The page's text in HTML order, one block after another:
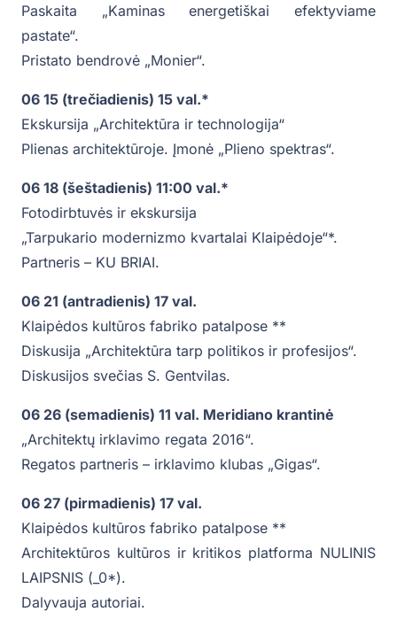
Paskaita „Kaminas energetiškai efektyviame
pastate“.
Pristato bendrovė „Monier“.
06 15 (trečiadienis) 15 val.*
Ekskursija „Architektūra ir technologija“
Plienas architektūroje. Įmonė „Plieno spektras“.
06 18 (šeštadienis) 11:00 val.*
Fotodirbtuvės ir ekskursija
„Tarpukario modernizmo kvartalai Klaipėdoje“*.
Partneris – KU BRIAI.
06 21 (antradienis) 17 val.
Klaipėdos kultūros fabriko patalpose **
Diskusija „Architektūra tarp politikos ir profesijos“.
Diskusijos svečias S. Gentvilas.
06 26 (semadienis) 11 val. Meridiano krantinė
„Architektų irklavimo regata 2016“.
Regatos partneris – irklavimo klubas „Gigas“.
06 27 (pirmadienis) 17 val.
Klaipėdos kultūros fabriko patalpose **
Architektūros kultūros ir kritikos platforma NULINIS
LAIPSNIS (_0*).
Dalyvauja autoriai.